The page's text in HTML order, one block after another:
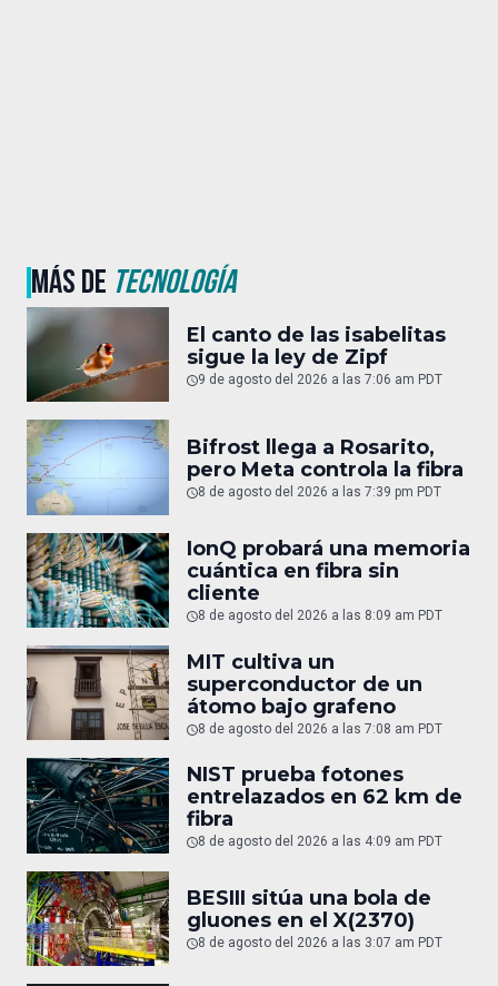
MÁS DE TECNOLOGÍA
El canto de las isabelitas
sigue la ley de Zipf
9 de agosto del 2026 a las 7:06 am PDT
Bifrost llega a Rosarito,
pero Meta controla la fibra
8 de agosto del 2026 a las 7:39 pm PDT
IonQ probará una memoria
cuántica en fibra sin
cliente
8 de agosto del 2026 a las 8:09 am PDT
MIT cultiva un
superconductor de un
átomo bajo grafeno
8 de agosto del 2026 a las 7:08 am PDT
NIST prueba fotones
entrelazados en 62 km de
fibra
8 de agosto del 2026 a las 4:09 am PDT
BESIII sitúa una bola de
gluones en el X(2370)
8 de agosto del 2026 a las 3:07 am PDT